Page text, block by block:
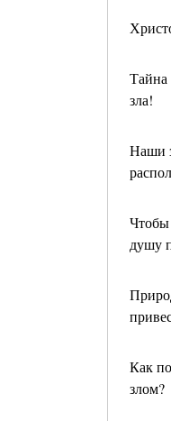
Тайна
зла!
Наши
Чтобы
душу
Как
злом?